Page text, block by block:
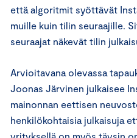
että algoritmit syöttävät
muille kuin tilin seuraajille.
seuraajat näkevät tilin
Arvioitavana olevassa
Joonas Järvinen julkaisee
mainonnan eettisen
henkilökohtaisia julkaisuja